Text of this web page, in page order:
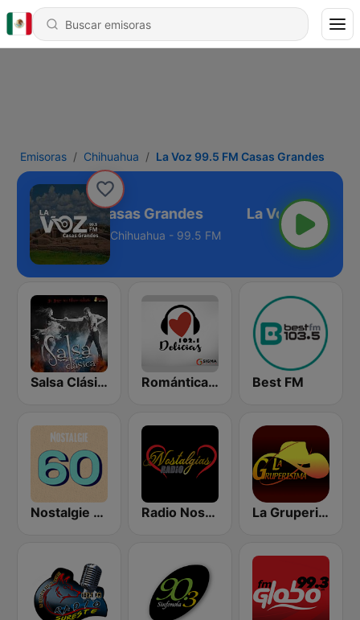
Emisoras Chihuahua La Voz 99.5 FM Casas Grandes
Voz 99.5 FM Casas Grandes
Chihuahua - 99.5 FM
Salsa Clásica Romántica 102.1 FM Delicias Best FM
Nostalgie 60 Radio Nostalgias La Gruperisima